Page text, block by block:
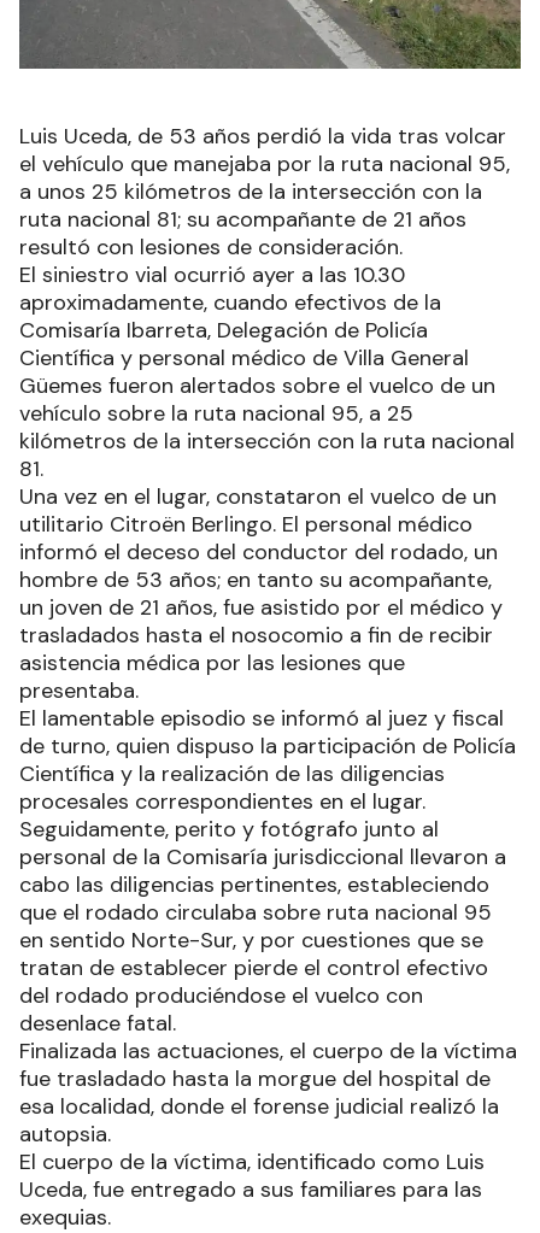
Luis Uceda, de 53 años perdió la vida tras volcar
el vehículo que manejaba por la ruta nacional 95,
a unos 25 kilómetros de la intersección con la
ruta nacional 81; su acompañante de 21 años
resultó con lesiones de consideración.
El siniestro vial ocurrió ayer a las 10.30
aproximadamente, cuando efectivos de la
Comisaría Ibarreta, Delegación de Policía
Científica y personal médico de Villa General
Güemes fueron alertados sobre el vuelco de un
vehículo sobre la ruta nacional 95, a 25
kilómetros de la intersección con la ruta nacional
81.
Una vez en el lugar, constataron el vuelco de un
utilitario Citroën Berlingo. El personal médico
informó el deceso del conductor del rodado, un
hombre de 53 años; en tanto su acompañante,
un joven de 21 años, fue asistido por el médico y
trasladados hasta el nosocomio a fin de recibir
asistencia médica por las lesiones que
presentaba.
El lamentable episodio se informó al juez y fiscal
de turno, quien dispuso la participación de Policía
Científica y la realización de las diligencias
procesales correspondientes en el lugar.
Seguidamente, perito y fotógrafo junto al
personal de la Comisaría jurisdiccional llevaron a
cabo las diligencias pertinentes, estableciendo
que el rodado circulaba sobre ruta nacional 95
en sentido Norte-Sur, y por cuestiones que se
tratan de establecer pierde el control efectivo
del rodado produciéndose el vuelco con
desenlace fatal.
Finalizada las actuaciones, el cuerpo de la víctima
fue trasladado hasta la morgue del hospital de
esa localidad, donde el forense judicial realizó la
autopsia.
El cuerpo de la víctima, identificado como Luis
Uceda, fue entregado a sus familiares para las
exequias.